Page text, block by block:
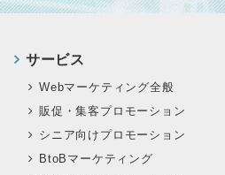
サービス
Webマーケティング全般
販促・集客プロモーション
シニア向けプロモーション
BtoBマーケティング